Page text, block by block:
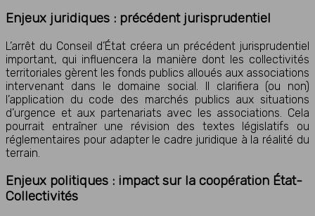
Enjeux juridiques : précédent jurisprudentiel
L’arrêt du Conseil d’État créera un précédent jurisprudentiel
important, qui influencera la manière dont les collectivités
territoriales gèrent les fonds publics alloués aux associations
intervenant dans le domaine social. Il clarifiera (ou non)
l’application du code des marchés publics aux situations
d’urgence et aux partenariats avec les associations. Cela
pourrait entraîner une révision des textes législatifs ou
réglementaires pour adapter le cadre juridique à la réalité du
terrain.
Enjeux politiques : impact sur la coopération État-
Collectivités